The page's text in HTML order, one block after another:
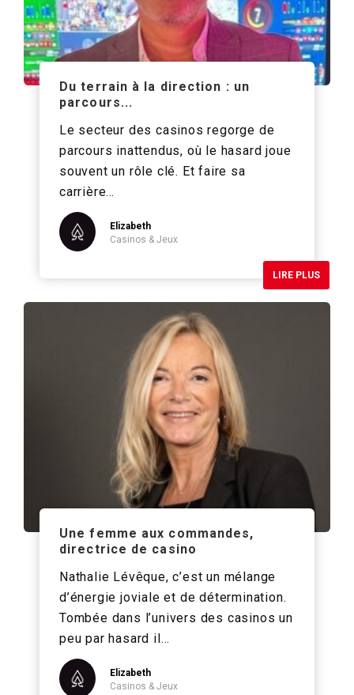
Du terrain à la direction : un
parcours...
Le secteur des casinos regorge de
parcours inattendus, où le hasard joue
souvent un rôle clé. Et faire sa
carrière…
Elizabeth
Casinos & Jeux
LIRE PLUS
Une femme aux commandes,
directrice de casino
Nathalie Lévêque, c’est un mélange
d’énergie joviale et de détermination.
Tombée dans l’univers des casinos un
peu par hasard il…
Elizabeth
Casinos & Jeux